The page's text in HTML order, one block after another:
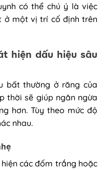
có thể chú ý là việc
ở một vị trí cố định trên
hiện dấu hiệu sâu
bất thường ở răng của
thời sẽ giúp ngăn ngừa
hơn. Tùy theo mức độ
nhau.
các đốm trắng hoặc